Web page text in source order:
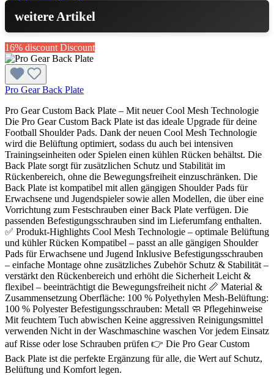
weitere Artikel
16% discount Discount
Pro Gear Back Plate
Pro Gear Custom Back Plate – Mit neuer Cool Mesh Technologie
Die Pro Gear Custom Back Plate ist das ideale Upgrade für deine
Football Shoulder Pads. Dank der neuen Cool Mesh Technologie
wird die Belüftung optimiert, sodass du auch bei intensiven
Trainingseinheiten oder Spielen einen kühlen Rücken behältst. Die
Back Plate sorgt für zusätzlichen Schutz und Stabilität im
Rückenbereich, ohne die Bewegungsfreiheit einzuschränken. Die
Back Plate ist kompatibel mit allen gängigen Shoulder Pads für
Erwachsene und Jugendspieler sowie allen Modellen, die über eine
Vorrichtung zum Festschrauben einer Back Plate verfügen. Die
passenden Befestigungsschrauben sind im Lieferumfang enthalten.
✅ Produkt-Highlights Cool Mesh Technologie – optimale Belüftung
und kühler Rücken Kompatibel – passt an alle gängigen Shoulder
Pads für Erwachsene und Jugend Inklusive Befestigungsschrauben
– einfache Montage ohne zusätzliches Zubehör Schutz & Stabilität –
verstärkt den Rückenbereich und erhöht die Sicherheit Leicht &
flexibel – beeinträchtigt die Bewegungsfreiheit nicht 📏 Material &
Zusammensetzung Oberfläche: 100 % Polyethylen Mesh-Belüftung:
100 % Polyester Befestigungsschrauben: Metall 🧼 Pflegehinweise
Mit feuchtem Tuch abwischen Keine aggressiven Reinigungsmittel
verwenden Nicht in der Waschmaschine waschen Vor jedem Einsatz
auf Risse oder lose Schrauben prüfen 👉 Die Pro Gear Custom
Back Plate ist die perfekte Ergänzung für alle, die Wert auf Schutz,
Belüftung und Komfort legen.